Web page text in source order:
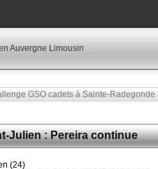
Auvergne Limousin
GSO cadets à Sainte-Radegonde
Julien : Pereira continue
(24)